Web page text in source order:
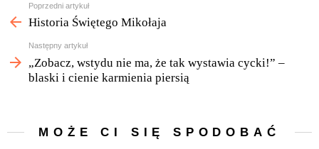
Zobacz
więcej
Poprzedni artykuł
Historia Świętego Mikołaja
Następny artykuł
„Zobacz, wstydu nie ma, że tak wystawia cycki!” –
blaski i cienie karmienia piersią
MOŻE CI SIĘ SPODOBAĆ